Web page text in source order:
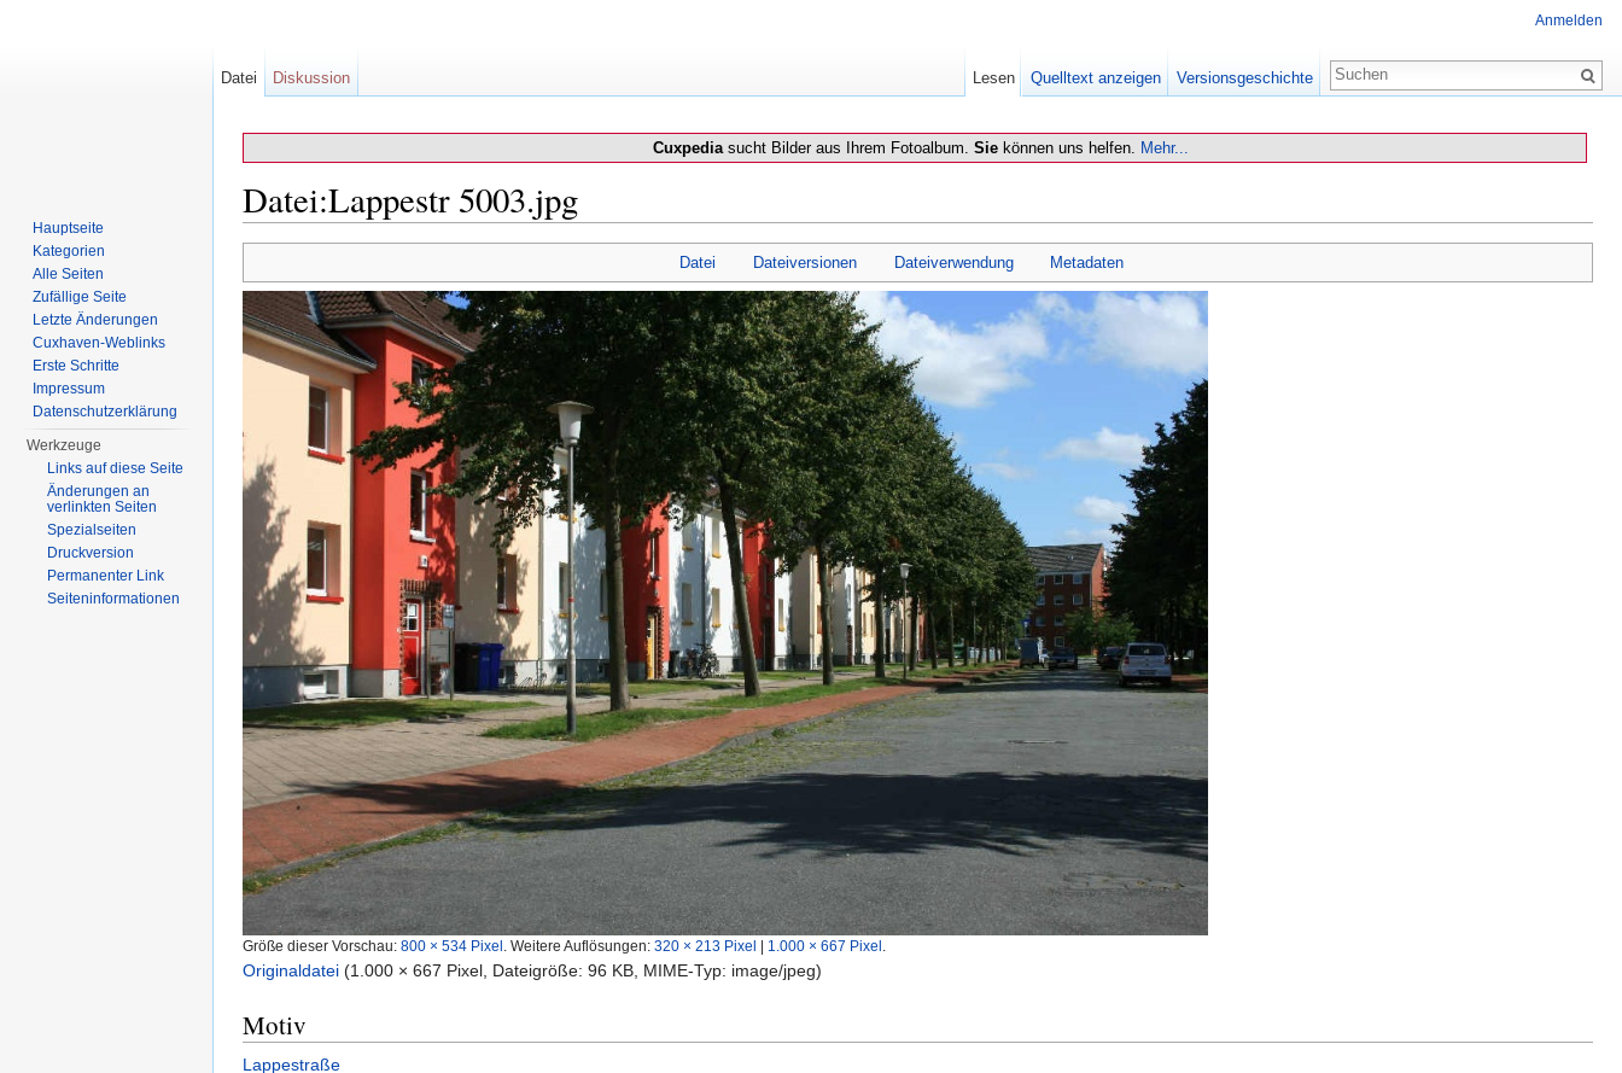
Cuxpediasucht Bilder aus Ihrem Fotoalbum. Sie können uns helfen. Mehr...
Datei:Lappestr 5003.jpg
Datei Dateiversionen Dateiverwendung Metadaten
Größe dieser Vorschau: 800 × 534 Pixel Weitere Auflösungen: 320 × 213 Pixel | 1.000 × 667 Pixel
Originaldatei (1.000 × 667 Pixel, Dateigröße: 96 KB, MIME-Typ: image/jpeg)
Motiv
Lappestraße
Anmelden
Datei Diskussion Lesen Quelltext anzeigen Versionsgeschichte
Hauptseite
Kategorien
Alle Seiten
Zufällige Seite
Letzte Änderungen
Cuxhaven-Weblinks
Erste Schritte
Impressum
Datenschutzerklärung
Werkzeuge
Links auf diese Seite
Änderungen an
verlinkten Seiten
Spezialseiten
Druckversion
Permanenter Link
Seiten­informationen